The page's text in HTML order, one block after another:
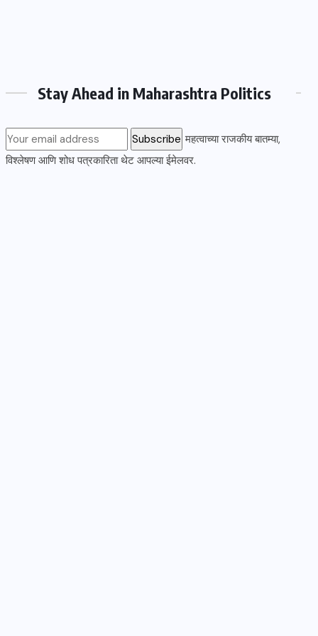
Stay Ahead in Maharashtra Politics
महत्वाच्या राजकीय बातम्या,
विश्लेषण आणि शोध पत्रकारिता थेट आपल्या ईमेलवर.